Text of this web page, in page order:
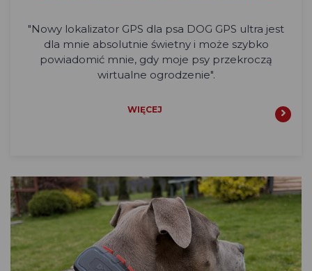
"Nowy lokalizator GPS dla psa DOG GPS ultra jest
dla mnie absolutnie świetny i może szybko
powiadomić mnie, gdy moje psy przekroczą
wirtualne ogrodzenie".
WIĘCEJ